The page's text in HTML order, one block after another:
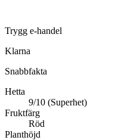
Trygg e-handel
Klarna
Snabbfakta
Hetta
9/10 (Superhet)
Fruktfärg
Röd
Planthöjd